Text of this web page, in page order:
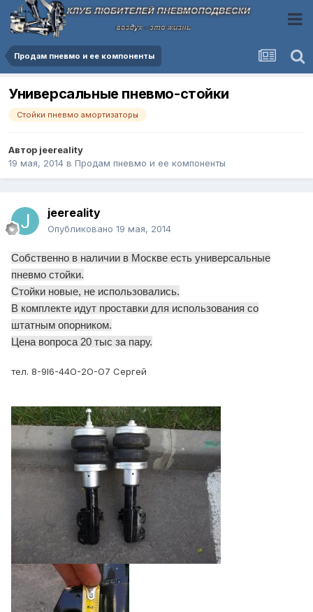
Продам пневмо и ее компоненты
Универсальные пневмо-стойки
Стойки пневмо амортизаторы
Автор jeereality
19 мая, 2014 в Продам пневмо и ее компоненты
jeereality
Опубликовано 19 мая, 2014
Собственно в наличии в Москве есть универсальные
пневмо стойки.
Стойки новые, не использовались.
В комплекте идут проставки для использования со
штатным опорником.
Цена вопроса 20 тыс за пару.
тел. 8-9I6-44O-2O-O7 Сергей